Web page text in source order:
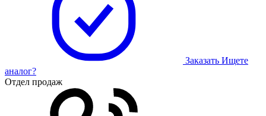
Заказать Ищете
аналог?
Отдел продаж